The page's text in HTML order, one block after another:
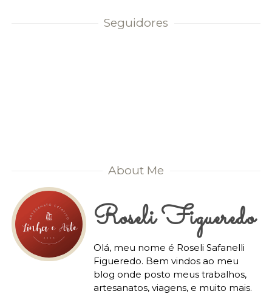
Seguidores
About Me
Roseli Figueredo
Olá, meu nome é Roseli Safanelli
Figueredo. Bem vindos ao meu
blog onde posto meus trabalhos,
artesanatos, viagens, e muito mais.